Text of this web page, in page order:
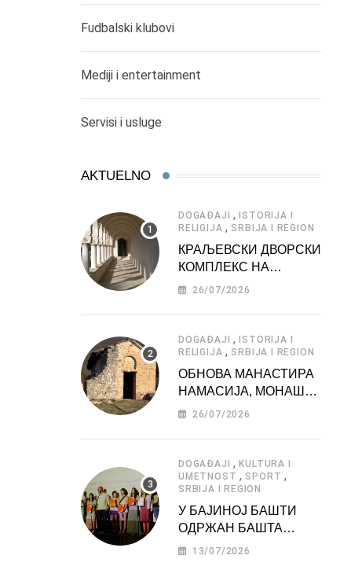
Fudbalski klubovi
Mediji i entertainment
Servisi i usluge
AKTUELNO
DOGAĐAJI , ISTORIJA I
RELIGIJA , SRBIJA I REGION
КРАЉЕВСКИ ДВОРСКИ
КОМПЛЕКС НА
ДЕДИЊУ –
АТРАКЦИЈА
26/07/2026
DOGAĐAJI , ISTORIJA I
RELIGIJA , SRBIJA I REGION
ОБНОВА МАНАСТИРА
НАМАСИЈА, МОНАШКЕ
ЗАДУЖБИНЕ
26/07/2026
DOGAĐAJI ,KULTURA I
UMETNOST , SPORT ,
SRBIJA I REGION
У БАЈИНОЈ БАШТИ
ОДРЖАН БАШТА
ФЕСТ 2026
13/07/2026